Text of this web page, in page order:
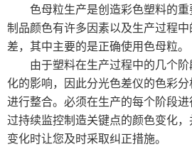
美国MOCON
美国SCS
德国马尔
日本东上热学
色母粒生产是创造彩色塑料的重
制品颜色有许多因素以及生产过程
差，其中主要的是正确使用色母粒。
由于塑料在生产过程中的几个阶
化的影响，因此分光色差仪的色彩
进行整合。必须在生产的每个阶段
过持续监控制造关键点的颜色变化
变化时让您及时采取纠正措施。